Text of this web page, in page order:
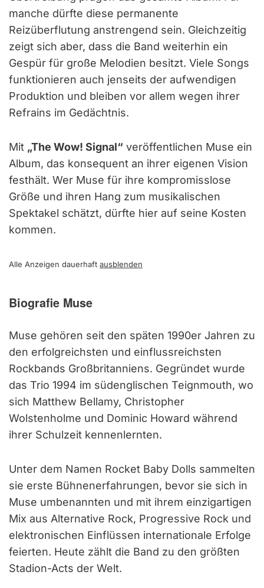
manche dürfte diese permanente
Reizüberflutung anstrengend sein. Gleichzeitig
zeigt sich aber, dass die Band weiterhin ein
Gespür für große Melodien besitzt. Viele Songs
funktionieren auch jenseits der aufwendigen
Produktion und bleiben vor allem wegen ihrer
Refrains im Gedächtnis.
Mit „The Wow! Signal“ veröffentlichen Muse ein
Album, das konsequent an ihrer eigenen Vision
festhält. Wer Muse für ihre kompromisslose
Größe und ihren Hang zum musikalischen
Spektakel schätzt, dürfte hier auf seine Kosten
kommen.
Alle Anzeigen dauerhaft ausblenden
Biografie Muse
Muse gehören seit den späten 1990er Jahren zu
den erfolgreichsten und einflussreichsten
Rockbands Großbritanniens. Gegründet wurde
das Trio 1994 im südenglischen Teignmouth, wo
sich Matthew Bellamy, Christopher
Wolstenholme und Dominic Howard während
ihrer Schulzeit kennenlernten.
Unter dem Namen Rocket Baby Dolls sammelten
sie erste Bühnenerfahrungen, bevor sie sich in
Muse umbenannten und mit ihrem einzigartigen
Mix aus Alternative Rock, Progressive Rock und
elektronischen Einflüssen internationale Erfolge
feierten. Heute zählt die Band zu den größten
Stadion-Acts der Welt.